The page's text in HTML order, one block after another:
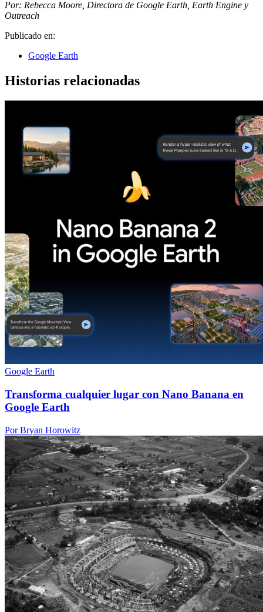
Por: Rebecca Moore, Directora de Google Earth, Earth Engine y
Outreach
Publicado en:
Google Earth
Historias relacionadas
Google Earth
Transforma cualquier lugar con Nano Banana en
Google Earth
Por Bryan Horowitz